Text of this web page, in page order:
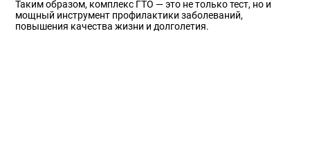
Таким образом, комплекс ГТО — это не только тест, но и
мощный инструмент профилактики заболеваний,
повышения качества жизни и долголетия.